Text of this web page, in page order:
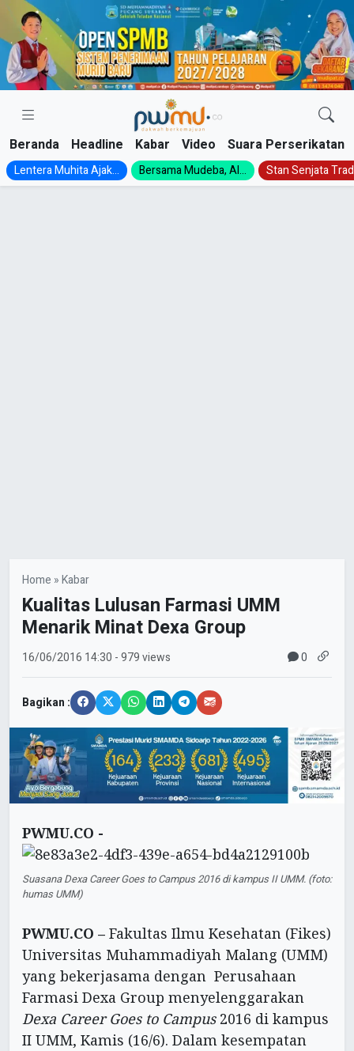
Skip
content
Beranda Headline Kabar Video Suara Perserikatan
Lentera Muhita Ajak... Bersama Mudeba, Al... Stan Senjata
Home »Kabar
Kualitas Lulusan Farmasi UMM
Menarik Minat Dexa Group
16/06/2016 14:30 - 979 views 0
Bagikan :
PWMU.CO -
Suasana Dexa Career Goes to Campus 2016 di kampus II UMM. (foto:
humas UMM)
PWMU.CO – Fakultas Ilmu Kesehatan (Fikes)
Universitas Muhammadiyah Malang (UMM)
yang bekerjasama dengan Perusahaan
Farmasi Dexa Group menyelenggarakan
Dexa Career Goes to Campus2016 di kampus
II UMM, Kamis (16/6). Dalam kesempatan